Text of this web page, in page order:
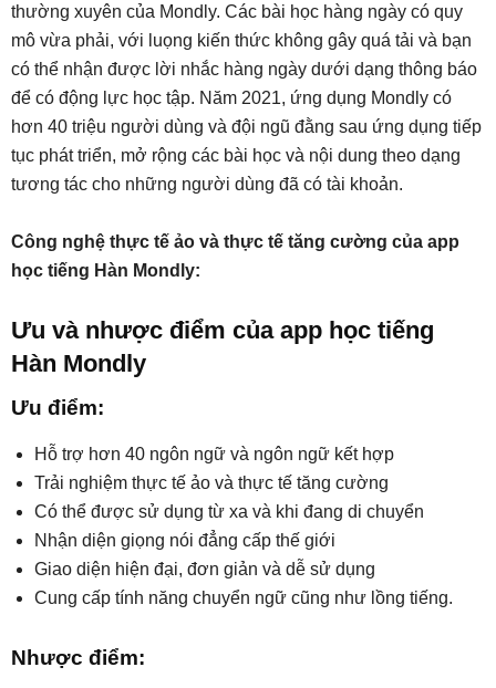
thường xuyên của Mondly. Các bài học hàng ngày có quy
mô vừa phải, với luọng kiến thức không gây quá tải và bạn
có thể nhận được lời nhắc hàng ngày dưới dạng thông báo
để có động lực học tập. Năm 2021, ứng dụng Mondly có
hơn 40 triệu người dùng và đội ngũ đằng sau ứng dụng tiếp
tục phát triển, mở rộng các bài học và nội dung theo dạng
tương tác cho những người dùng đã có tài khoản.
Công nghệ thực tế ảo và thực tế tăng cường của app
học tiếng Hàn Mondly:
Ưu và nhược điểm của app học tiếng
Hàn Mondly
Ưu điểm:
Hỗ trợ hơn 40 ngôn ngữ và ngôn ngữ kết hợp
Trải nghiệm thực tế ảo và thực tế tăng cường
Có thể được sử dụng từ xa và khi đang di chuyển
Nhận diện giọng nói đẳng cấp thế giới
Giao diện hiện đại, đơn giản và dễ sử dụng
Cung cấp tính năng chuyển ngữ cũng như lồng tiếng.
Nhược điểm: